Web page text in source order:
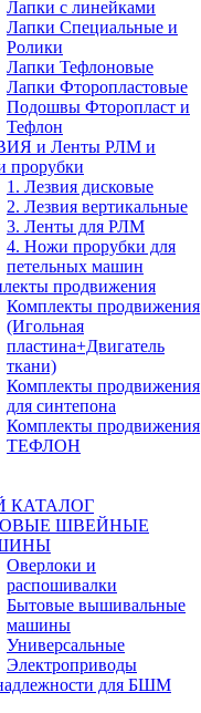
Лапки с линейками
Лапки Специальные и
Ролики
Лапки Тефлоновые
Лапки Фторопластовые
Подошвы Фторопласт и
Тефлон
и Ленты РЛМ и
прорубки
1. Лезвия дисковые
2. Лезвия вертикальные
3. Ленты для РЛМ
4. Ножи прорубки для
петельных машин
продвижения
Комплекты продвижения
(Игольная
пластина+Двигатель
ткани)
Комплекты продвижения
для синтепона
Комплекты продвижения
ТЕФЛОН
КАТАЛОГ
ШВЕЙНЫЕ
Оверлоки и
распошивалки
Бытовые вышивальные
машины
Универсальные
Электроприводы
для БШМ